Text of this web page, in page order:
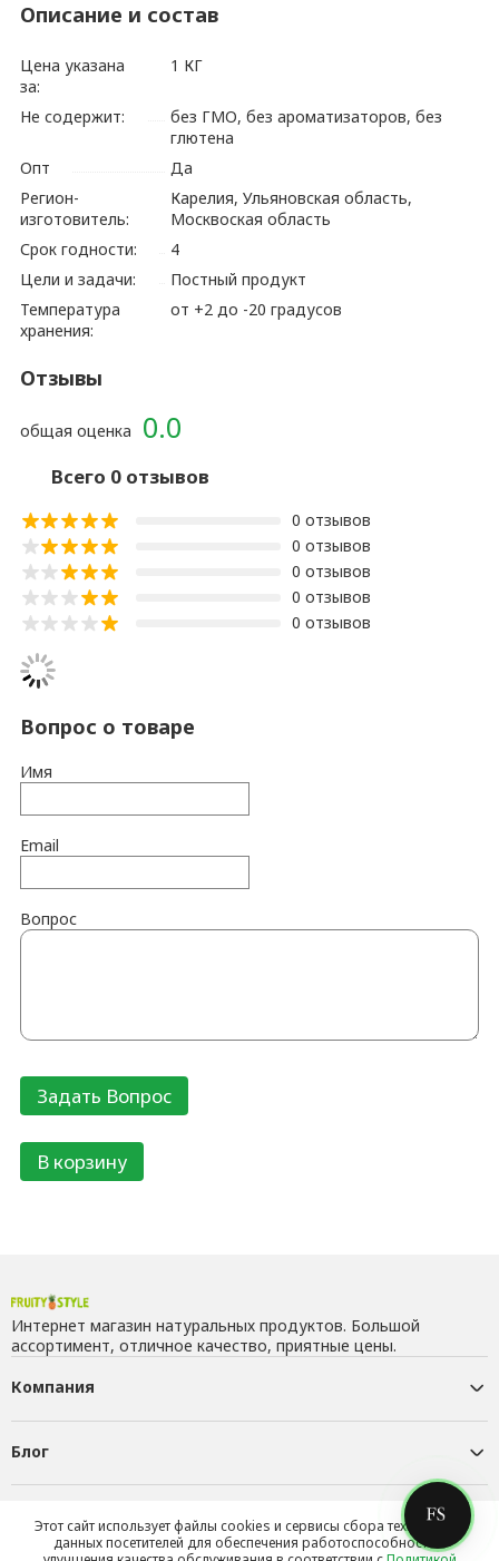
Описание и состав
Цена указана
за:
1 КГ
Не содержит:
без ГМО, без ароматизаторов, без
глютена
Опт
Да
Регион-
изготовитель:
Карелия, Ульяновская область,
Москвоская область
Срок годности:
4
Цели и задачи:
Постный продукт
Температура
хранения:
от +2 до -20 градусов
Отзывы
0.0
общая оценка
Всего 0 отзывов
0 отзывов
0 отзывов
0 отзывов
0 отзывов
0 отзывов
Вопрос о товаре
Имя
Email
Вопрос
В корзину
Интернет магазин натуральных продуктов. Большой
ассортимент, отличное качество, приятные цены.
Компания
Блог
Контакты
Этот сайт использует файлы cookies и сервисы сбора технических
данных посетителей для обеспечения работоспособности и